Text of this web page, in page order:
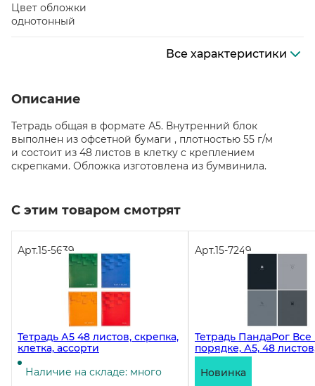
Цвет обложки
однотонный
Все характеристики
Описание
Тетрадь общая в формате А5. Внутренний блок
выполнен из офсетной бумаги , плотностью 55 г/м
и состоит из 48 листов в клетку c креплением
скрепками. Обложка изготовлена из бумвинила.
С этим товаром смотрят
Арт.15-5639
Тетрадь А5 48 листов, скрепка,
клетка, ассорти
Наличие на складе: много
Арт.15-7249
Тетрадь ПандаРог Все
порядке, А5, 48
скрепке, клетка,
картон
Новинка